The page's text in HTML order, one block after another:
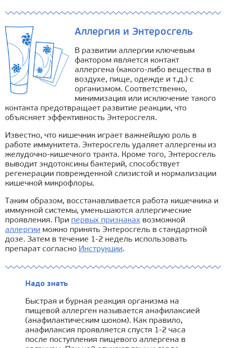
Аллергия и Энтеросгель
В развитии аллергии ключевым
фактором является контакт
аллергена (какого-либо вещества в
воздухе, пище, одежде и т.д.) с
организмом. Соответственно,
минимизация или исключение такого
контакта предотвращает развитие реакции, что
объясняет эффективность Энтеросгеля.
Известно, что кишечник играет важнейшую роль в
работе иммунитета. Энтеросгель удаляет аллергены из
желудочно-кишечного тракта. Кроме того, Энтеросгель
выводит эндотоксины бактерий, способствует
регенерации поврежденной слизистой и нормализации
кишечной микрофлоры.
Таким образом, восстанавливается работа кишечника и
иммунной системы, уменьшаются аллергические
проявления. При первых признаках возможной
аллергии можно принять Энтеросгель в стандартной
дозе. Затем в течение 1-2 недель использовать
препарат согласно Инструкции.
Надо знать
Быстрая и бурная реакция организма на
пищевой аллерген называется анафилаксией
(анафилактическим шоком). Как правило,
анафилаксия проявляется спустя 1-2 часа
после поступления пищевого аллергена в